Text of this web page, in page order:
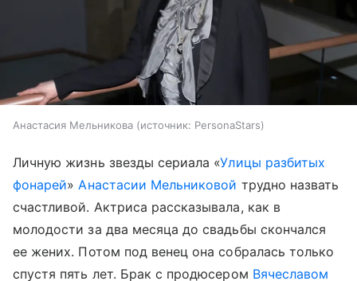
Анастасия Мельникова источник: PersonaStars
Личную жизнь звезды сериала «Улицы разбитых
фонарей» Анастасии Мельниковой трудно назвать
счастливой. Актриса рассказывала, как в
молодости за два месяца до свадьбы скончался
ее жених. Потом под венец она собралась только
спустя пять лет. Брак с продюсером Вячеславом